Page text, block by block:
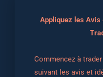
Appliquez les Avis
Commencez à
suivant les avis et